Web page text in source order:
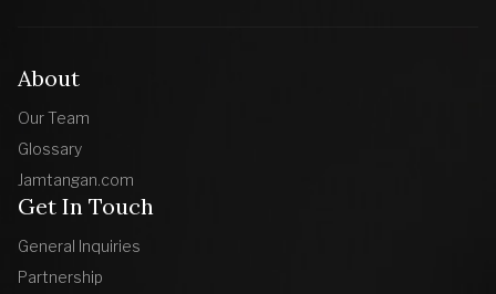
About
Our Team
Glossary
Jamtangan.com
Get In Touch
General Inquiries
Partnership